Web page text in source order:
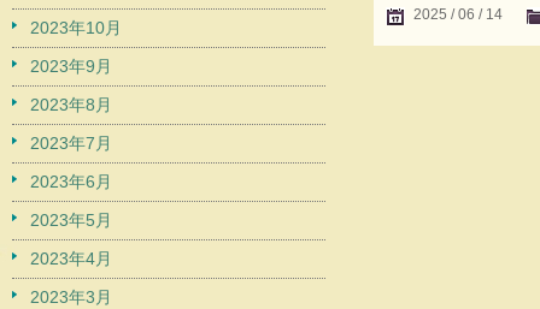
2025 / 06 / 14
2023年10月
2023年9月
2023年8月
2023年7月
2023年6月
2023年5月
2023年4月
2023年3月